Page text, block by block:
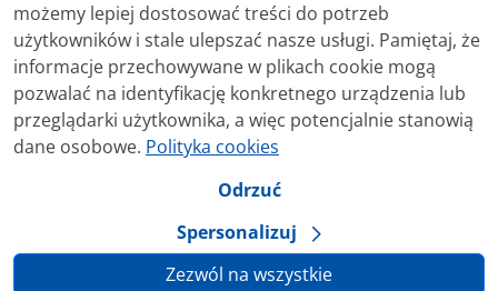
Treści zamieszczone w serwisie udostępniamy
bezpłatnie. Korzystanie z treści opublikowanych w
serwisie podatki.gov.pl, niezależnie od celu i sposobu
korzystania, nie wymaga zgody Ministerstwa Finansów.
Treści znaczone w serwisie jako treści będące
przedmiotem praw autorskich, o ile nie jest to
stwierdzone inaczej, są udostępniane na licencji
możemy lepiej dostosować treści do potrzeb
użytkowników i stale ulepszać nasze usługi. Pamiętaj, że
informacje przechowywane w plikach cookie mogą
pozwalać na identyfikację konkretnego urządzenia lub
przeglądarki użytkownika, a więc potencjalnie stanowią
dane osobowe. Polityka cookies
Odrzuć
Spersonalizuj
Zezwól na wszystkie